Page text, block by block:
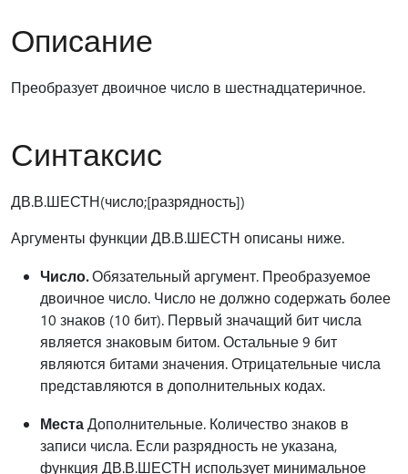
Описание
Преобразует двоичное число в шестнадцатеричное.
Синтаксис
ДВ.В.ШЕСТН(число;[разрядность])
Аргументы функции ДВ.В.ШЕСТН описаны ниже.
Число.Обязательный аргумент. Преобразуемое
двоичное число. Число не должно содержать более
10 знаков (10 бит). Первый значащий бит числа
является знаковым битом. Остальные 9 бит
являются битами значения. Отрицательные числа
представляются в дополнительных кодах.
МестаДополнительные. Количество знаков в
записи числа. Если разрядность не указана,
функция ДВ.В.ШЕСТН использует минимальное